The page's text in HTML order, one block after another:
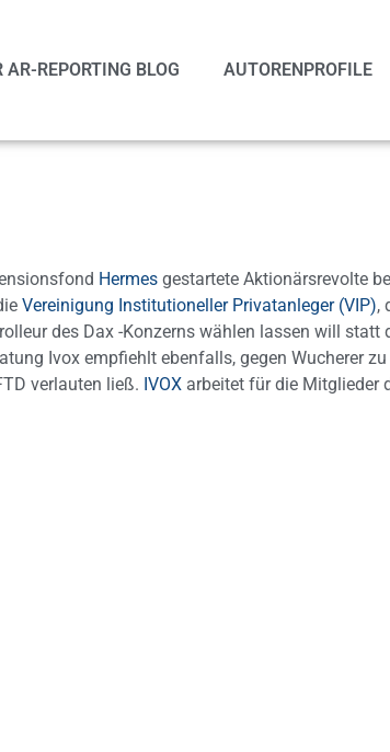
AR-REPORTING BLOG AUTORENPROFILE
Hermes gestartete Aktionärsrevolte
Vereinigung Institutioneller Privatanleger (VIP),
des Dax -Konzerns wählen lassen will statt
Ivox empfiehlt ebenfalls, gegen Wucherer zu
verlauten ließ. IVOX arbeitet für die Mitglieder